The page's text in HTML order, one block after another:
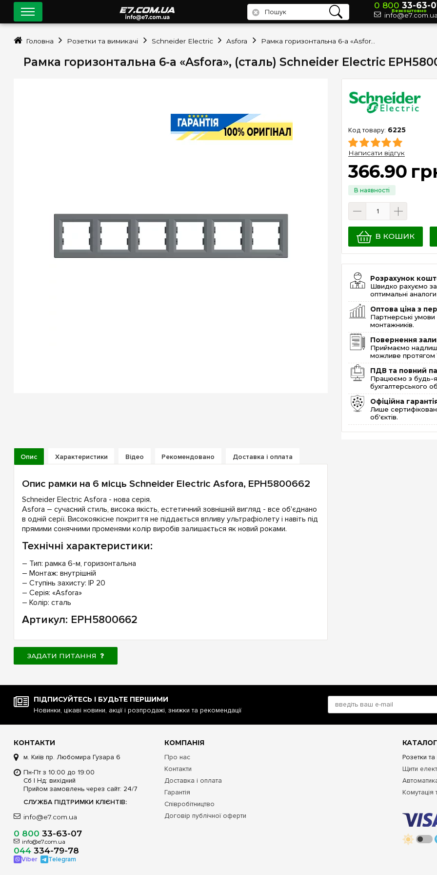
Рамка горизонтальна 6-а «Asfora», (сталь) Schneider Electric
6225
Написати відгук
366.90
В КОШИК
Розрахунок
Швидко рахуємо
оптимальні
Оптова ціна з
Партнерські умови
монтажників.
Повернення
Приймаємо
можливе протягом
ПДВ та повний
Працюємо з будь-
бухгалтерського
Офіційна
Лише
об'єктів.
Опис Характеристики Відео Рекомендовано Доставка і оплата
Опис рамки на 6 місць Schneider Electric Asfora, EPH5800662
Schneider Electric Asfora - нова серія.
Asfora – cучасний стиль, висока якість, естетичний зовнішній вигляд - все об'єднано
в одній серії. Високоякісне покриття не піддається впливу ультрафіолету і навіть під
прямими сонячними променями колір виробів залишається як новий роками.
Технічні характеристики:
– Тип: рамка 6-м, горизонтальна
– Монтаж: внутрішній
– Ступінь захисту: IP 20
– Серія: «Asfora»
– Колір: сталь
Артикул: EPH5800662
ЗАДАТИ ПИТАННЯ
0 800 33-63-
Безкоштовно
info@e7.com.ua
Головна Розетки та вимикачі Schneider Electric Asfora Рамка горизонтальна 6-а «Asfora», (сталь) Schneider Electric EPH5800662
ПІДПИСУЙТЕСЬ І БУДЬТЕ ПЕРШИМИ
Новинки, цікаві новини, акції і розпродажі, знижки та рекомендації
КОНТАКТИ
м. Київ пр. Любомира Гузара 6
Пн-Пт з 10:00 до 19:00
Сб | Нд: вихідний
Прийом замовлень через сайт: 24/7
СЛУЖБА ПІДТРИМКИ КЛІЄНТІВ:
info@e7.com.ua
0 800 33-63-07
info@e7.com.ua
044334-79-78
Viber Telegram
КОМПАНІЯ
Про нас
Контакти
Доставка і оплата
Гарантія
Співробітництво
Договір публічної оферти
Розетки та
Щити
Комутація